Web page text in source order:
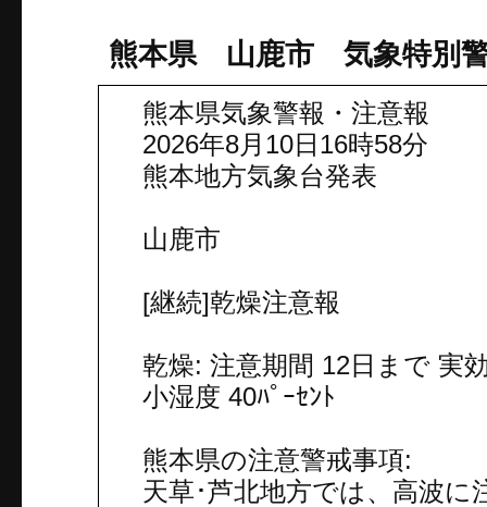
熊本県 山鹿市 気象特別警
熊本県気象警報・注意報
2026年8月10日16時58分
熊本地方気象台発表
山鹿市
[継続]乾燥注意報
乾燥: 注意期間 12日まで 実
小湿度 40ﾊﾟｰｾﾝﾄ
熊本県の注意警戒事項:
天草･芦北地方では、高波に